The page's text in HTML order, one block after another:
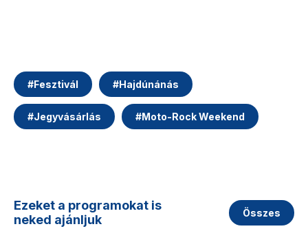
#Fesztivál #Hajdúnánás
#Jegyvásárlás #Moto-Rock Weekend
Ezeket a programokat is
neked ajánljuk
Összes